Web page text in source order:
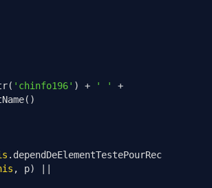
( 'chinfo196' ) + ' '
+
()
. dependDeElementTestePourRec
, p)